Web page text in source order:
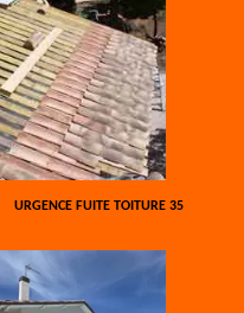
URGENCE FUITE TOITURE 35